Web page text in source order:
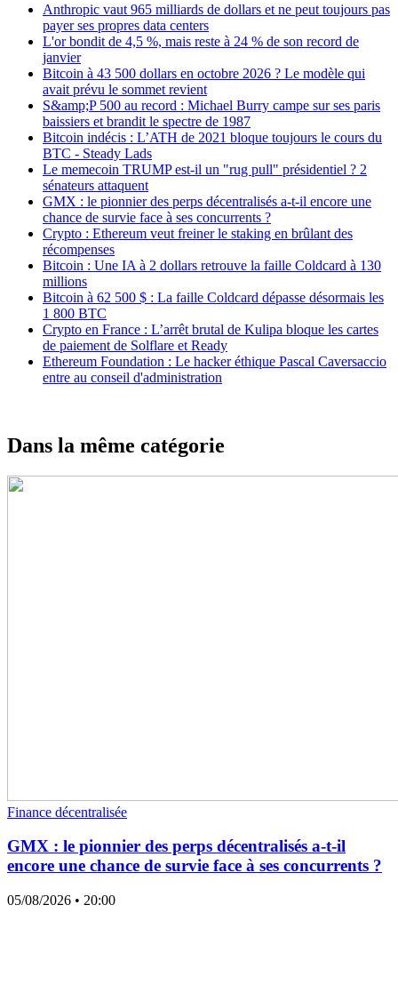
Anthropic vaut 965 milliards de dollars et ne peut toujours pas
payer ses propres data centers
L'or bondit de 4,5 %, mais reste à 24 % de son record de
janvier
Bitcoin à 43 500 dollars en octobre 2026 ? Le modèle qui
avait prévu le sommet revient
S&amp;P 500 au record : Michael Burry campe sur ses paris
baissiers et brandit le spectre de 1987
Bitcoin indécis : L’ATH de 2021 bloque toujours le cours du
BTC - Steady Lads
Le memecoin TRUMP est-il un "rug pull" présidentiel ? 2
sénateurs attaquent
GMX : le pionnier des perps décentralisés a-t-il encore une
chance de survie face à ses concurrents ?
Crypto : Ethereum veut freiner le staking en brûlant des
récompenses
Bitcoin : Une IA à 2 dollars retrouve la faille Coldcard à 130
millions
Bitcoin à 62 500 $ : La faille Coldcard dépasse désormais les
1 800 BTC
Crypto en France : L’arrêt brutal de Kulipa bloque les cartes
de paiement de Solflare et Ready
Ethereum Foundation : Le hacker éthique Pascal Caversaccio
entre au conseil d'administration
Dans la même catégorie
Finance décentralisée
GMX : le pionnier des perps décentralisés a-t-il
encore une chance de survie face à ses concurrents ?
05/08/2026 • 20:00